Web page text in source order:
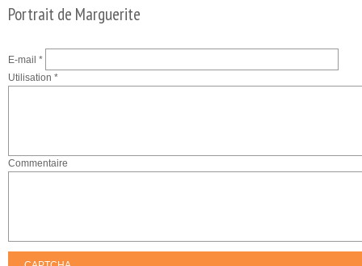
Portrait de Marguerite
E-mail *
Utilisation *
Commentaire